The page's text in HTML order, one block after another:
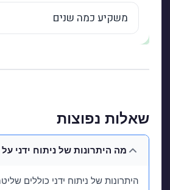
שאלות נפוצות
מה היתרונות של ניתוח ידני
היתרונות של ניתוח ידני כוללים